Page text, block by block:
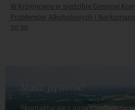
W Krzymowie w siedzibie Gminnej
Problemów Alkoholowych i Narkomanii
20:30